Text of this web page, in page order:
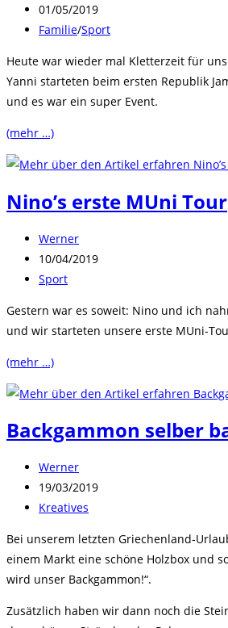
Autor:
Beitrag
veröffentlicht:
01/05/2019
Beitrags-
Familie/Sport
Heute war wieder mal Kletterzeit für
Yanni starteten beim ersten Republik
und es war ein super Event.
(mehr …)
Nino’s erste MUni Tour
Beitrags-
Autor:
Werner
Beitrag
veröffentlicht:
10/04/2019
Beitrags-
Sport
Gestern war es soweit: Nino und ich
und wir starteten unsere erste MUni-
(mehr …)
Backgammon selber
Beitrags-
Autor:
Werner
Beitrag
veröffentlicht:
19/03/2019
Beitrags-
Kreatives
Bei unserem letzten Griechenland-
einem Markt eine schöne Holzbox und
wird unser Backgammon!“.
Zusätzlich haben wir dann noch die